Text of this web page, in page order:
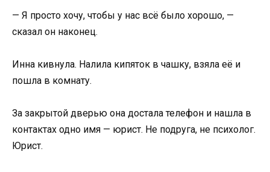
— Я просто хочу, чтобы у нас всё было хорошо, —
сказал он наконец.
Инна кивнула. Налила кипяток в чашку, взяла её и
пошла в комнату.
За закрытой дверью она достала телефон и нашла в
контактах одно имя — юрист. Не подруга, не психолог.
Юрист.